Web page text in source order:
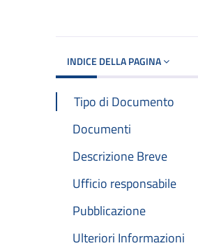
INDICE DELLA PAGINA
Tipo di Documento
Documenti
Descrizione Breve
Ufficio responsabile
Pubblicazione
Ulteriori Informazioni